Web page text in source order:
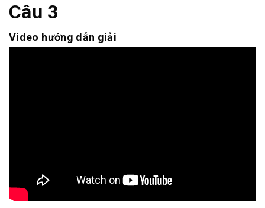
Câu 3
Video hướng dẫn giải